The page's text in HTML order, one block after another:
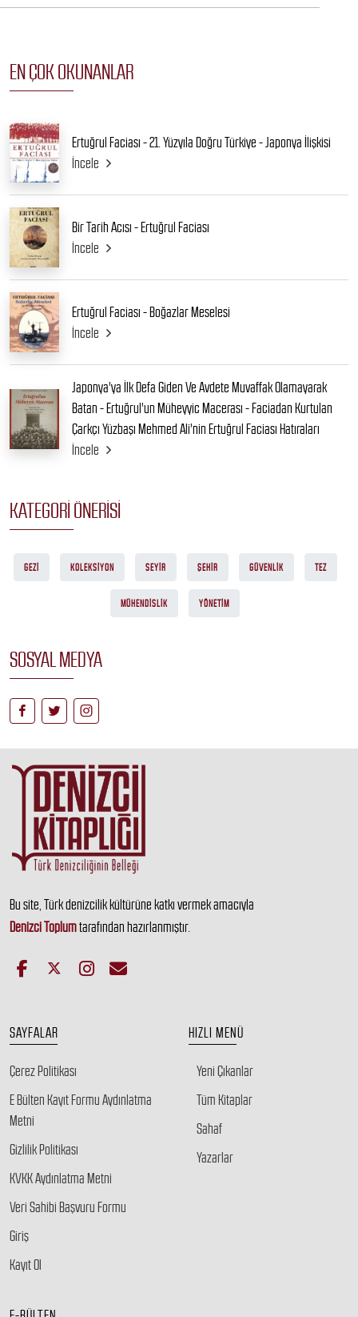
EN ÇOK OKUNANLAR
Ertuğrul Faciası - 21. Yüzyıla Doğru Türkiye - Japonya İlişkisi
İncele
Bir Tarih Acısı - Ertuğrul Faciası
İncele
Ertuğrul Faciası - Boğazlar Meselesi
İncele
Japonya'ya İlk Defa Giden Ve Avdete Muvaffak Olamayarak
Batan - Ertuğrul'un Müheyyic Macerası - Faciadan Kurtulan
Çarkçı Yüzbaşı Mehmed Ali'nin Ertuğrul Faciası Hatıraları
İncele
KATEGORI ÖNERISI
GEZI KOLEKSIYON SEYIR ŞEHIR GÜVENLIK TEZ
MÜHENDISLIK YÖNETIM
SOSYAL MEDYA
Bu site, Türk denizcilik kültürüne katkı vermek amacıyla
Denizci Toplumtarafından hazırlanmıştır.
SAYFALAR
Çerez Politikası
E Bülten Kayıt Formu Aydınlatma
Metni
Gizlilik Politikası
KVKK Aydınlatma Metni
Veri Sahibi Başvuru Formu
Giriş
Kayıt Ol
HIZLI MENÜ
Yeni Çıkanlar
Tüm Kitaplar
Sahaf
Yazarlar